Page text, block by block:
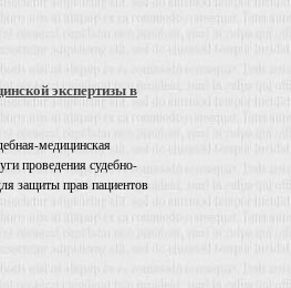
экспертизы в
медицинская
проведения судебно-
защиты прав пациентов